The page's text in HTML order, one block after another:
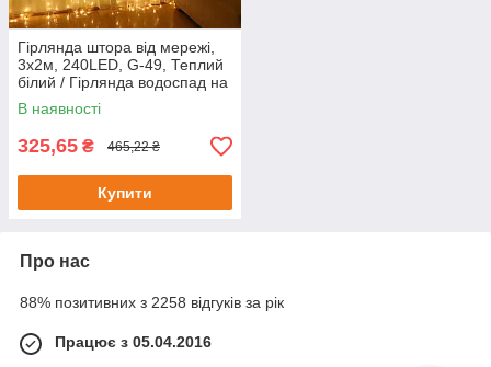
Гірлянда штора від мережі,
3х2м, 240LED, G-49, Теплий
білий / Гірлянда водоспад на
вікно / Новорічна гірлянда
В наявності
325,65 ₴ 465,22 ₴
Купити
Про нас
88% позитивних з 2258 відгуків за рік
Працює з 05.04.2016